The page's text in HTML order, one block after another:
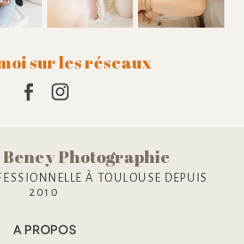
sur les réseaux
Photographie
À TOULOUSE DEPUIS
2010
A PROPOS